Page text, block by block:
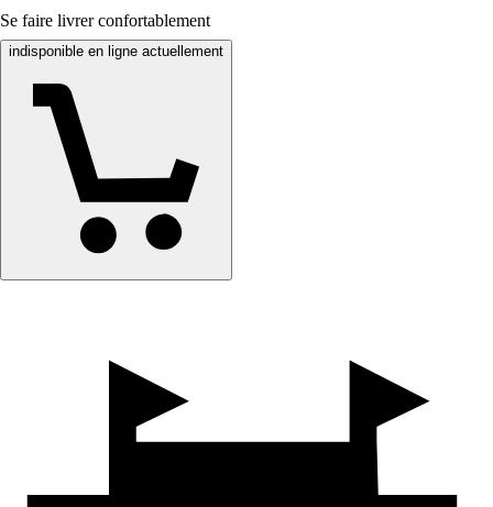
Se faire livrer confortablement
indisponible en ligne actuellement